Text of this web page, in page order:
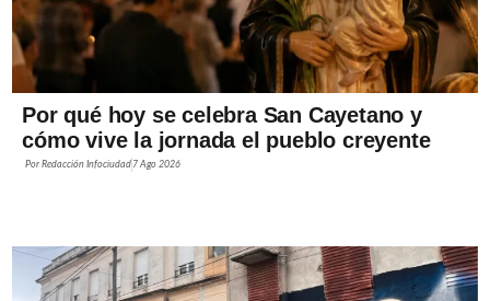
Por qué hoy se celebra San Cayetano y
cómo vive la jornada el pueblo creyente
PorRedacción Infociudad 7 Ago 2026